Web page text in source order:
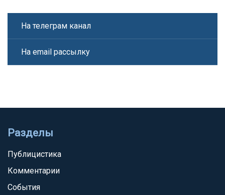
На телеграм канал
На email рассылку
Разделы
Публицистика
Комментарии
События